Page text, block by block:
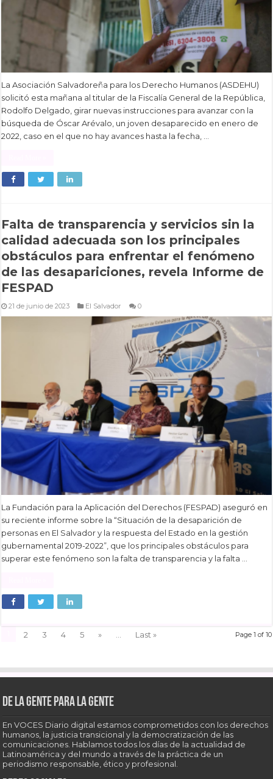
La Asociación Salvadoreña para los Derecho Humanos (ASDEHU)
solicitó esta mañana al titular de la Fiscalía General de la República,
Rodolfo Delgado, girar nuevas instrucciones para avanzar con la
búsqueda de Óscar Arévalo, un joven desaparecido en enero de
2022, caso en el que no hay avances hasta la fecha, …
Falta de transparencia y servicios sin la
calidad adecuada son los principales
obstáculos para enfrentar el fenómeno
de las desapariciones, revela Informe de
FESPAD
21 de junio de 2023 El Salvador 0
La Fundación para la Aplicación del Derechos (FESPAD) aseguró en
su reciente informe sobre la “Situación de la desaparición de
personas en El Salvador y la respuesta del Estado en la gestión
gubernamental 2019-2022”, que los principales obstáculos para
superar este fenómeno son la falta de transparencia y la falta …
Page 1 of 10
2 3 4 5 » Last »
De la gente para la gente
En VOCES Diario digital estamos comprometidos con los derechos
humanos, la justicia transicional y la democratización de las
comunicaciones. Hablamos todos los días de la actualidad de
Latinoamérica y del mundo a través de la práctica de un
periodismo responsable, ético y profesional.